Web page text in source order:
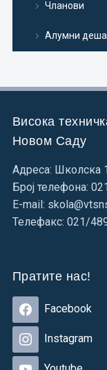
Чланови
Алумни
Висока
Новом Саду
Адреса: Школска
Број телефона:
E-mail:
Телефакс: 021/
Пратите нас!
Facebook
Instagram